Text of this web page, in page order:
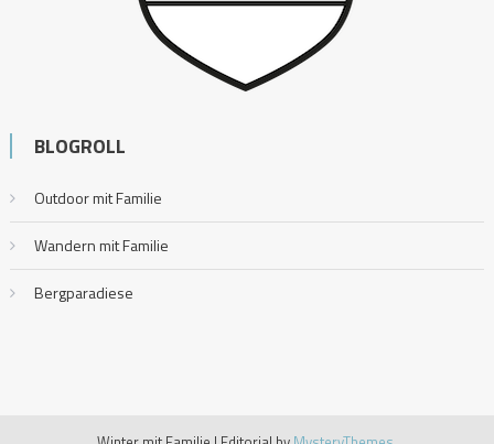
BLOGROLL
Outdoor mit Familie
Wandern mit Familie
Bergparadiese